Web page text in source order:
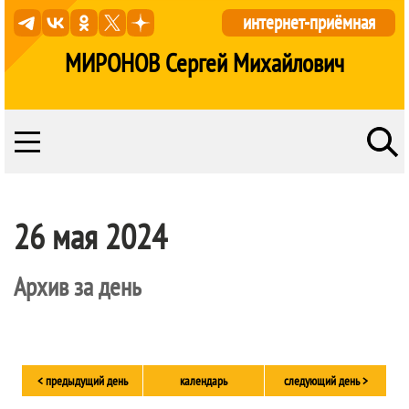
МИРОНОВ Сергей Михайлович
интернет-приёмная
26 мая 2024
Архив за день
< предыдущий день календарь следующий день >